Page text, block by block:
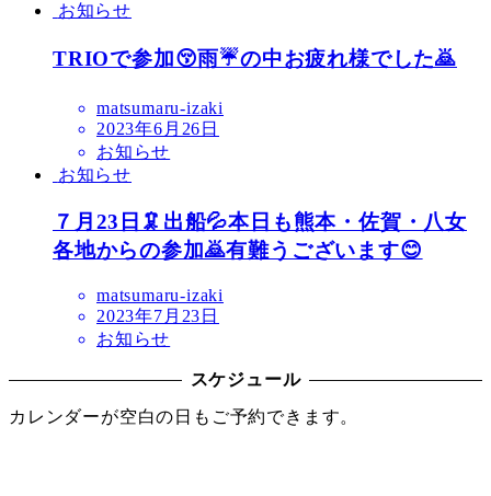
お知らせ
TRIOで参加😚雨☔の中お疲れ様でした🙇
matsumaru-izaki
2023年6月26日
お知らせ
お知らせ
７月23日🦑出船💦本日も熊本・佐賀・八女
各地からの参加🙇有難うございます😊
matsumaru-izaki
2023年7月23日
お知らせ
スケジュール
カレンダーが空白の日もご予約できます。